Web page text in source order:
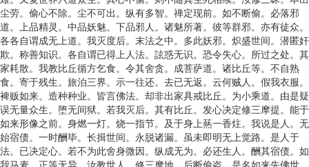
尘劳。偷心不除。尘不可出。纵有多智。禅定现前。如不断偷。必落邪
道。上品精灵。中品妖魅。下品邪人。诸魅所著。彼等群邪。亦有徒众。
各各自谓成无上道。我灭度后。末法之中。多此妖邪。炽盛世间。潜匿奸
欺。称善知识。各自谓已得上人法。詃惑无识。恐令失心。所过之处。其
家耗散。我教比丘循方乞食。令其舍贪。成菩萨道。诸比丘等。不自熟
食。寄于残生。旅泊三界。示一往还。去已无返。云何贼人。假我衣服。
裨贩如来。造种种业。皆言佛法。却非出家具戒比丘。为小乘道。由是疑
误无量众生。堕无间狱。若我灭后。其有比丘。发心决定修三摩提。能于
如来形像之前。身燃一灯。烧一指节。及于身上爇一香炷。我说是人。无
始宿债。一时酬毕。长揖世间。永脱诸漏。虽未即明无上觉路。是人于
法。已决定心。若不为此舍身微因。纵成无为。必还生人。酬其宿债。如